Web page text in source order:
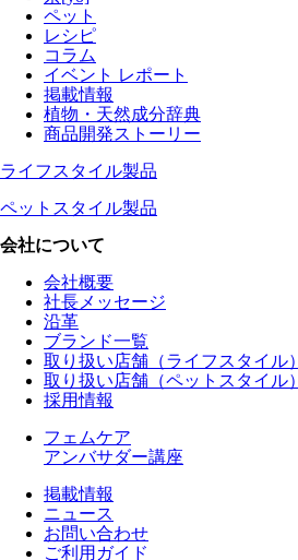
ペット
レシピ
コラム
イベント レポート
掲載情報
植物・天然成分辞典
商品開発ストーリー
ライフスタイル製品
ペットスタイル製品
会社について
会社概要
社長メッセージ
沿革
ブランド一覧
取り扱い店舗（ライフスタイル）
取り扱い店舗（ペットスタイル）
採用情報
フェムケア
アンバサダー講座
掲載情報
ニュース
お問い合わせ
ご利用ガイド